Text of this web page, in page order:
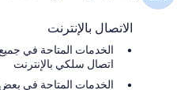
الاتصال بالإنترنت
الخدمات المتاحة في
اتصال سلكي بالإنترنت
الخدمات المتاحة في